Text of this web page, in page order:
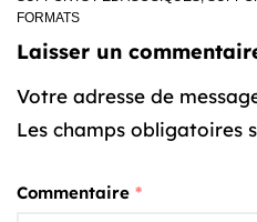
FORMATS
Laisser un
Votre adresse de
Les champs obligatoires
Commentaire *